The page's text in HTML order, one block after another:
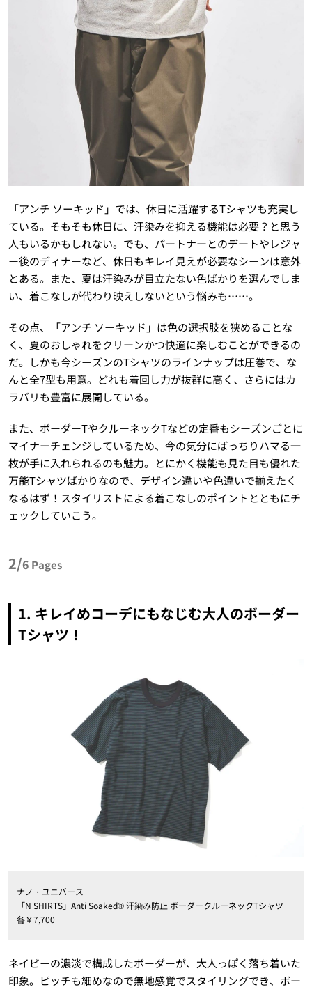
「アンチ ソーキッド」では、休日に活躍するTシャツも充実し
ている。そもそも休日に、汗染みを抑える機能は必要？と思う
人もいるかもしれない。でも、パートナーとのデートやレジャ
ー後のディナーなど、休日もキレイ見えが必要なシーンは意外
とある。また、夏は汗染みが目立たない色ばかりを選んでしま
い、着こなしが代わり映えしないという悩みも……。
その点、「アンチ ソーキッド」は色の選択肢を狭めることな
く、夏のおしゃれをクリーンかつ快適に楽しむことができるの
だ。しかも今シーズンのTシャツのラインナップは圧巻で、な
んと全7型も用意。どれも着回し力が抜群に高く、さらにはカ
ラバリも豊富に展開している。
また、ボーダーTやクルーネックTなどの定番もシーズンごとに
マイナーチェンジしているため、今の気分にばっちりハマる一
枚が手に入れられるのも魅力。とにかく機能も見た目も優れた
万能Tシャツばかりなので、デザイン違いや色違いで揃えたく
なるはず！スタイリストによる着こなしのポイントとともにチ
ェックしていこう。
2/6 Pages
1. キレイめコーデにもなじむ大人のボーダー
Tシャツ！
ナノ・ユニバース
「N SHIRTS」Anti Soaked® 汗染み防止 ボーダークルーネックTシャツ
各￥7,700
ネイビーの濃淡で構成したボーダーが、大人っぽく落ち着いた
印象。ピッチも細めなので無地感覚でスタイリングでき、ボー